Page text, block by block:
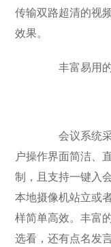
传输双路超清的视
效果。
丰富易用的
会议系统采
户操作界面简洁、
制，且支持一键入
本地摄像机站立或
样简单高效。丰富
选看，还有点名发